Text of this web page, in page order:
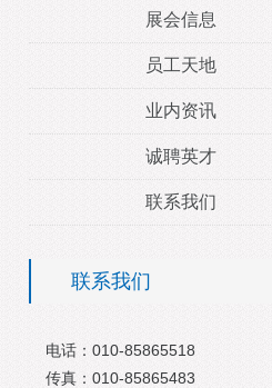
展会信息
员工天地
业内资讯
诚聘英才
联系我们
联系我们
电话：010-85865518
传真：010-85865483